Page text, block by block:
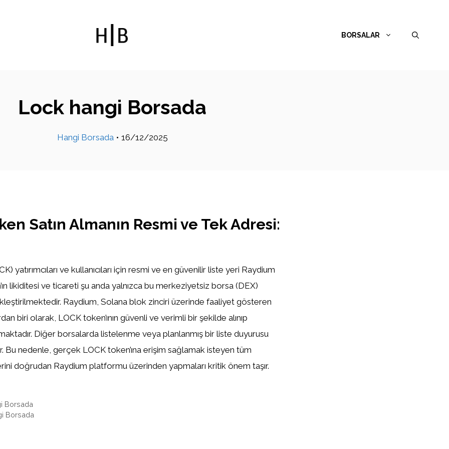
BORSALAR
Lock hangi Borsada
Hangi Borsada • 16/12/2025
Satın Almanın Resmi ve Tek Adresi:
yatırımcıları ve kullanıcıları için resmi ve en güvenilir liste yeri Raydium
likiditesi ve ticareti şu anda yalnızca bu merkeziyetsiz borsa (DEX)
Raydium, Solana blok zinciri üzerinde faaliyet gösteren
biri olarak, LOCK token’ının güvenli ve verimli bir şekilde alınıp
Diğer borsalarda listelenme veya planlanmış bir liste duyurusu
Bu nedenle, gerçek LOCK token’ına erişim sağlamak isteyen tüm
doğrudan Raydium platformu üzerinden yapmaları kritik önem taşır.
Borsada
Borsada